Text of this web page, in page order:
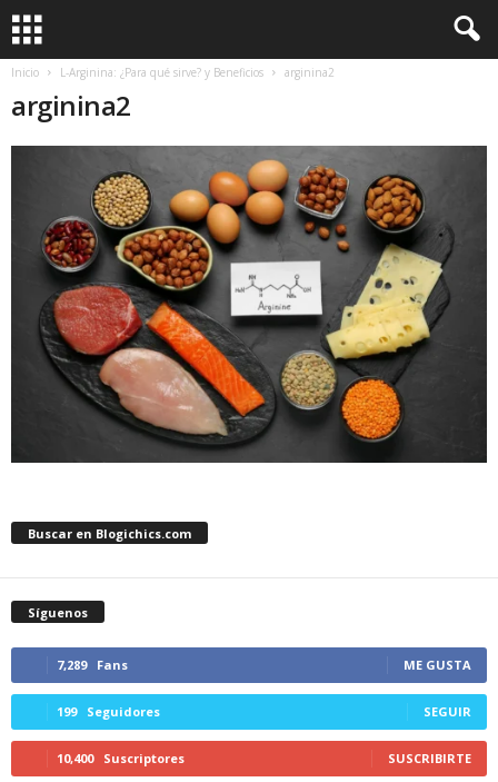
Inicio L-Arginina: ¿Para qué sirve? y Beneficios arginina2
arginina2
Buscar en Blogichics.com
Síguenos
7,289 Fans ME GUSTA
199 Seguidores SEGUIR
10,400 Suscriptores SUSCRIBIRTE